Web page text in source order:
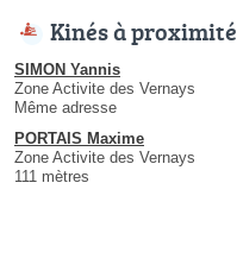
Kinés à proximité
SIMON Yannis
Zone Activite des Vernays
Même adresse
PORTAIS Maxime
Zone Activite des Vernays
111 mètres